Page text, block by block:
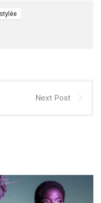
stylée
Next Post